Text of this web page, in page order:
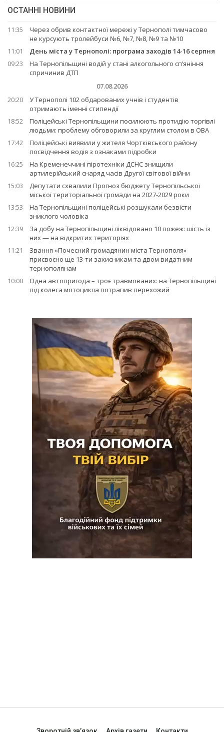
ОСТАННІ НОВИНИ
11:35
Через обрив контактної мережі у Тернополі тимчасово
не курсують тролейбуси №6, №7, №8, №9 та №10
11:01
День міста у Тернополі: програма заходів 14-16 серпня
09:23
На Тернопільщині водій у стані алкогольного сп’яніння
спричинив ДТП
07.08.2026
20:20
У Тернополі 102 обдарованих учнів і студентів
отримають іменні стипендії
18:52
Поліцейські Тернопільщини посилюють протидію торгівлі
людьми: проблему обговорили за круглим столом в ОВА
17:42
Поліцейські виявили у жителя Чортківського району
посвідчення водія з ознаками підробки
16:25
На Кременеччині піротехніки ДСНС знищили
артилерійський снаряд часів Другої світової війни
15:03
Депутати схвалили Прогноз бюджету Тернопільської
міської територіальної громади на 2027-2029 роки
13:53
На Тернопільщині поліцейські розшукали безвісти
зниклого чоловіка
12:39
За добу на Тернопільщині ліквідовано 10 пожеж: шість із
них — на відкритих територіях
11:21
Звання «Почесний громадянин міста Тернополя»
присвоєно ще 13-ти захисникам та двом видатним
тернополянам
10:00
Одна автопригода – троє травмованих: на Тернопільщині
під колеса мотоцикла потрапив перехожий